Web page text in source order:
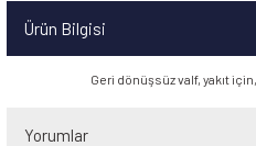
Ürün Bilgisi
Geri dönüşsüz valf, yakıt
Yorumlar